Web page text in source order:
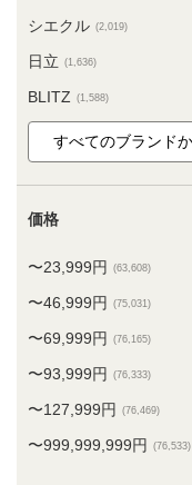
シエクル (2,019)
日立 (1,636)
BLITZ (1,588)
価格
〜23,999円 (63,608)
〜46,999円 (75,031)
〜69,999円 (76,165)
〜93,999円 (76,333)
〜127,999円 (76,469)
〜999,999,999円 (76,533)